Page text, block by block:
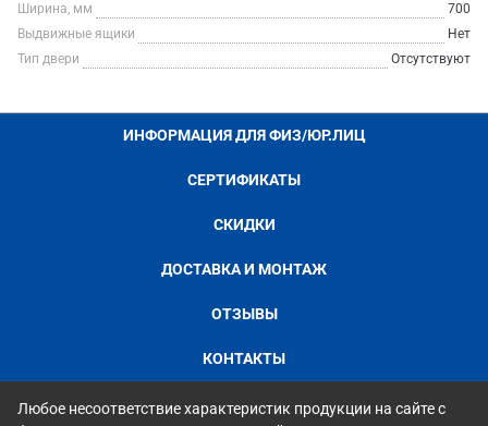
Ширина, мм
700
Выдвижные ящики
Нет
Тип двери
Отсутствуют
ИНФОРМАЦИЯ ДЛЯ ФИЗ/ЮР.ЛИЦ
СЕРТИФИКАТЫ
СКИДКИ
ДОСТАВКА И МОНТАЖ
ОТЗЫВЫ
КОНТАКТЫ
Любое несоответствие характеристик продукции на сайте с